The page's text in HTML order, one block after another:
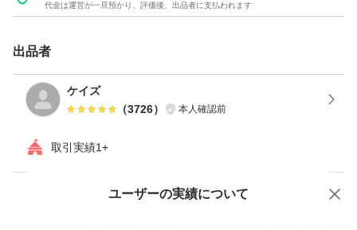
登録に関係なく将来後継版を購入した際、問題なくアップ
CS,CS2,CS3のインターネットネット認証サーバーが停止
しており、純正品を使用してインストールしても認証でエ
ラーが出てしまいます。
ト認証の必要ないバージョンのダウンロードサービスがあ
代金は運営が一旦預かり、評価後、出品者に支払われます
出品者
ケイズ
（3726） 本人確認前
取引実績1+
ユーザーの実績について
Yahoo!オークションで出品した商品のため一部機能は利用できません